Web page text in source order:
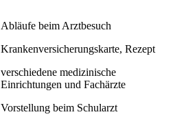
Abläufe beim Arztbesuch
Krankenversicherungskarte, Rezept
verschiedene medizinische
Einrichtungen und Fachärzte
Vorstellung beim Schularzt